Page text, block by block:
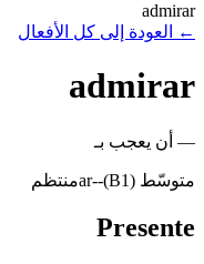
admirar
←
العودة إلى كل الأفعال
admirar
— أن يعجب بـ
متوسّط (B1) -
-ar منتظم
Presente